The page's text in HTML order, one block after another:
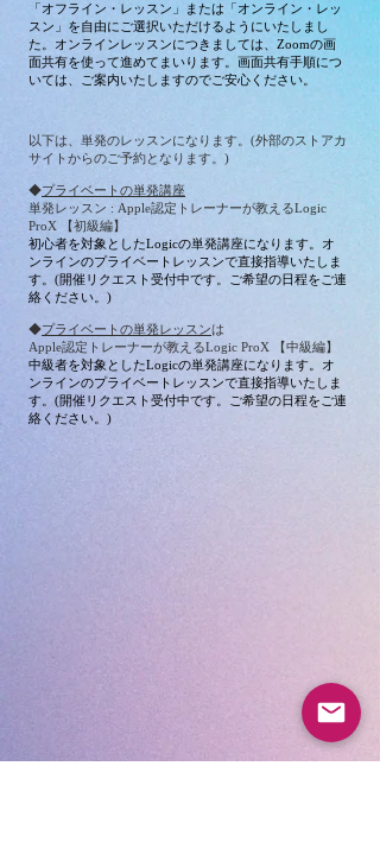
​「オフライ ン・レッスン 」または「オンライ ン・レッ
スン」を自由にご選択いただけるようにいたしまし
た。オンラインレッスンにつきましては、Zoomの画
面共有を使って進めてまいります。画面共有手順につ
いては、ご案内いたしますのでご安心ください。
​以下は、単発のレッスンになります。(外部のストアカ
サイトからのご予約となります。)
◆プライベートの単発講座
単発レッスン : Apple認定トレーナーが教えるLogic
ProX 【初級編】
初心者を対象としたLogicの単発講座になります。オ
ンラインのプライベートレッスンで直接指導いたしま
す。(開催リクエスト受付中です。ご希望の日程をご連
絡ください。)
◆プライベートの単発レッスンは
Apple認定トレーナーが教えるLogic ProX 【中級編】
中級者を対象としたLogicの単発講座になります。オ
ンラインのプライベートレッスンで直接指導いたしま
す。(開催リクエスト受付中です。ご希望の日程をご連
絡ください。)